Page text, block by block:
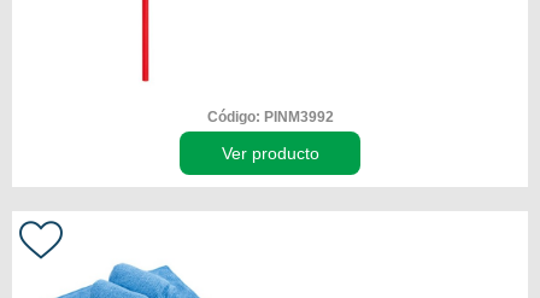
Código: PINM3992
Ver producto